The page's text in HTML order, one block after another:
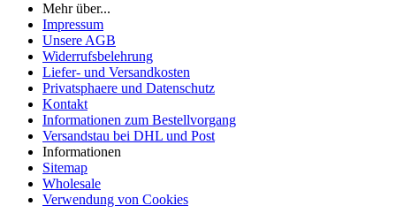
Mehr über...
Impressum
Unsere AGB
Widerrufsbelehrung
Liefer- und Versandkosten
Privatsphaere und Datenschutz
Kontakt
Informationen zum Bestellvorgang
Versandstau bei DHL und Post
Informationen
Sitemap
Wholesale
Verwendung von Cookies